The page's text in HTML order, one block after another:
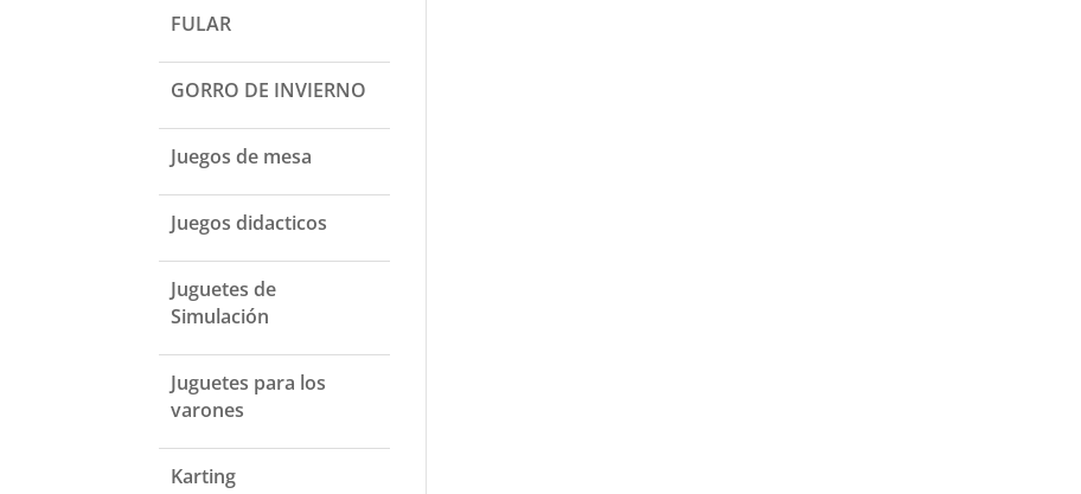
FULAR
GORRO DE INVIERNO
Juegos de mesa
Juegos didacticos
Juguetes de
Simulación
Juguetes para los
varones
Karting